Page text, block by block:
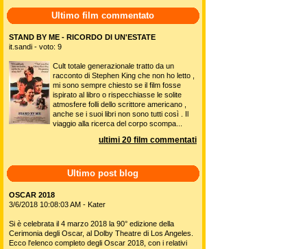
Ultimo film commentato
STAND BY ME - RICORDO DI UN'ESTATE
it.sandi - voto: 9
Cult totale generazionale tratto da un
racconto di Stephen King che non ho letto ,
mi sono sempre chiesto se il film fosse
ispirato al libro o rispecchiasse le solite
atmosfere folli dello scrittore americano ,
anche se i suoi libri non sono tutti così . Il
viaggio alla ricerca del corpo scompa...
ultimi 20 film commentati
Ultimo post blog
OSCAR 2018
3/6/2018 10:08:03 AM - Kater
Si è celebrata il 4 marzo 2018 la 90° edizione della
Cerimonia degli Oscar, al Dolby Theatre di Los Angeles.
Ecco l'elenco completo degli Oscar 2018, con i relativi